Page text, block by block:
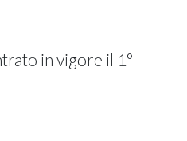
in vigore il 1°